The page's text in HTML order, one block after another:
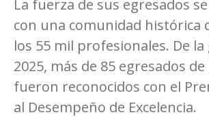
La fuerza de sus egresados
con una comunidad histórica
los 55 mil profesionales. De
2025, más de 85 egresados
fueron reconocidos con el
al Desempeño de Excelencia.